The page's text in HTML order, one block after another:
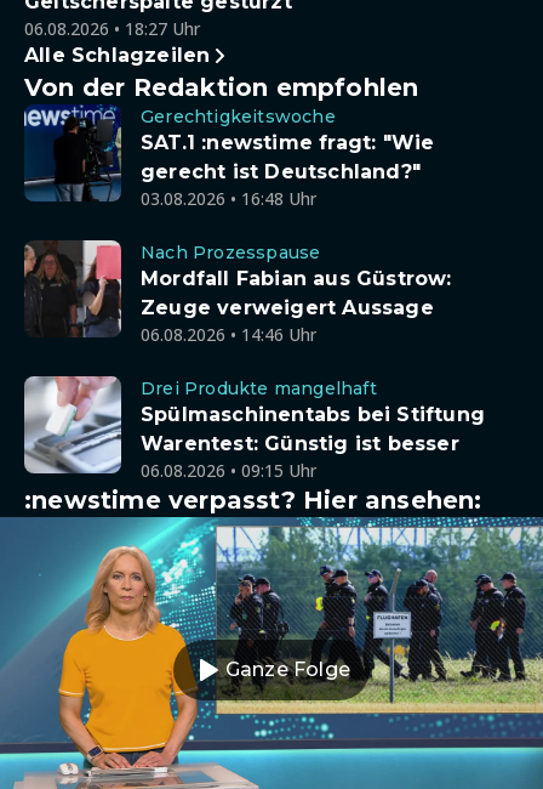
06.08.2026 • 18:27 Uhr
Alle Schlagzeilen
Von der Redaktion empfohlen
Gerechtigkeitswoche
SAT.1 :newstime fragt: "Wie
gerecht ist Deutschland?"
03.08.2026 • 16:48 Uhr
Nach Prozesspause
Mordfall Fabian aus Güstrow:
Zeuge verweigert Aussage
06.08.2026 • 14:46 Uhr
Drei Produkte mangelhaft
Spülmaschinentabs bei Stiftung
Warentest: Günstig ist besser
06.08.2026 • 09:15 Uhr
:newstime verpasst? Hier ansehen:
Ganze Folge